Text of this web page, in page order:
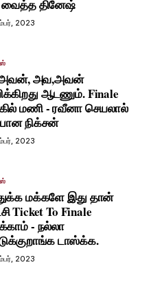
வைத்த தினேஷ்
2023
அவ,அவன்
ஆடணும். Finale
மணி - ரவீனா செயலால்
நிக்சன்
2023
மக்களே இது தான்
Ticket To Finale
- நல்லா
டாஸ்க்க.
2023